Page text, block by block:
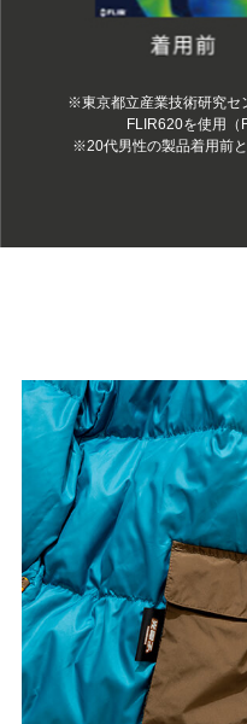
※東京都立産業技術研究セ
FLIR620を使用（
※20代男性の製品着用前